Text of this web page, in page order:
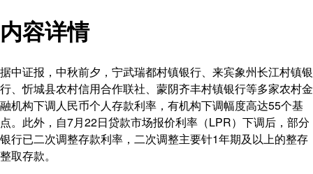
内容详情
据中证报，中秋前夕，宁武瑞都村镇银行、来宾象州长江村镇银
行、忻城县农村信用合作联社、蒙阴齐丰村镇银行等多家农村金
融机构下调人民币个人存款利率，有机构下调幅度高达55个基
点。此外，自7月22日贷款市场报价利率（LPR）下调后，部分
银行已二次调整存款利率，二次调整主要针1年期及以上的整存
整取存款。